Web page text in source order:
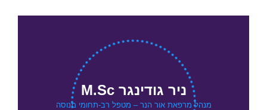
ניר גודינגר M.Sc
מנהל מרפאת אור הנר – מטפל רב-תחומי מנוסה